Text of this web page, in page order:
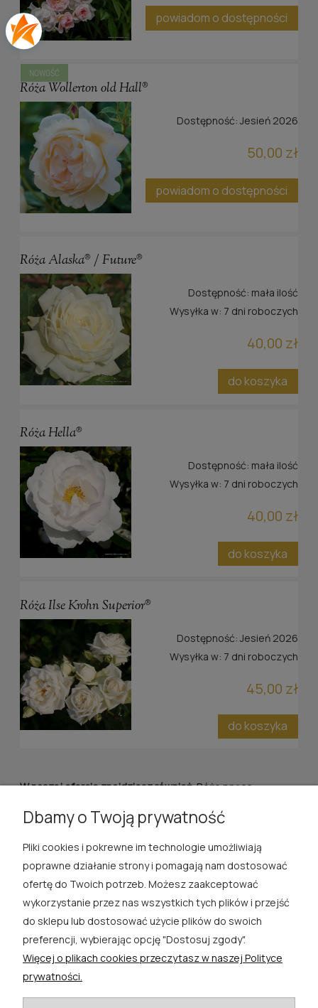
powiadom o dostępności
Róża Wollerton old Hall®
Dostępność: Jesień 2026
50,00 zł
powiadom o dostępności
NOWOŚĆ
Róża Alaska® / Future®
Dostępność: mała ilość
Wysyłka w: 7 dni roboczych
40,00 zł
do koszyka
Róża Hella®
Dostępność: mała ilość
Wysyłka w: 7 dni roboczych
40,00 zł
do koszyka
Róża Ilse Krohn Superior®
Dostępność: Jesień 2026
Wysyłka w: 7 dni roboczych
45,00 zł
do koszyka
W naszej ofercie znajdziesz również:Róże pnące
Róże pnące czerwone|Róże pnące różowe
ROSA ĆWIK
SKLEP
EXTRA
Dbamy o Twoją prywatność
Pliki cookies i pokrewne im technologie umożliwiają
poprawne działanie strony i pomagają nam dostosować
ofertę do Twoich potrzeb. Możesz zaakceptować
wykorzystanie przez nas wszystkich tych plików i przejść
do sklepu lub dostosować użycie plików do swoich
preferencji, wybierając opcję "Dostosuj zgody".
Więcej o plikach cookies przeczytasz w naszej Polityce
prywatności.